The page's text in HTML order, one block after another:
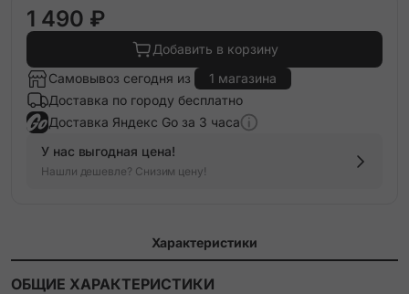
1 490 ₽
Добавить в корзину
Самовывоз сегодня из
1 магазина
Доставка по городу бесплатно
Доставка Яндекс Go за 3 часа
У нас выгодная цена!
Нашли дешевле? Снизим цену!
Характеристики
ОБЩИЕ ХАРАКТЕРИСТИКИ